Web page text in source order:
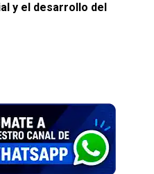
y el desarrollo del